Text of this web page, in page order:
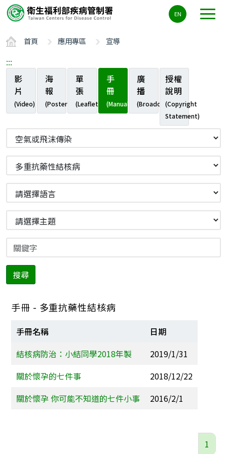
要
容
ALT+C
EN
首頁 應用專區 宣導
:::
影
片
(Video)
海
報
(Poster)
單
張
(Leaflet)
手
冊
(Manual)
廣
播
(Broadcast)
授權
說明
(Copyright
Statement)
搜尋
手冊 - 多重抗藥性結核病
手冊名稱
日期
結核病防治：小結同學2018年製
2019/1/31
關於懷孕的七件事
2018/12/22
關於懷孕 你可能不知道的七件小事
2016/2/1
1